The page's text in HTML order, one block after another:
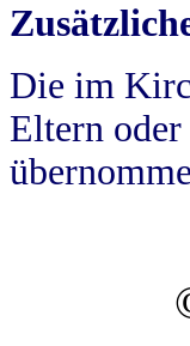
Die im
Eltern